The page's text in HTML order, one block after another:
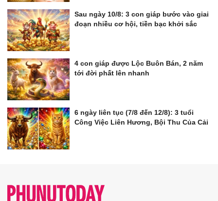
Sau ngày 10/8: 3 con giáp bước vào giai
đoạn nhiều cơ hội, tiền bạc khởi sắc
4 con giáp được Lộc Buôn Bán, 2 năm
tới đời phất lên nhanh
6 ngày liên tục (7/8 đến 12/8): 3 tuổi
Công Việc Liên Hương, Bội Thu Của Cải